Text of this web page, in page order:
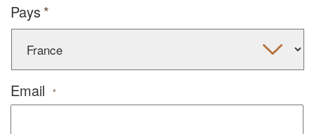
Pays
Email *